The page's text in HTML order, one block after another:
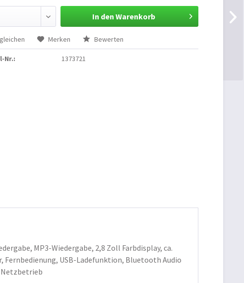
In den Warenkorb
Merken Bewerten
Nr.: 1373721
MP3-Wiedergabe, 2,8 Zoll Farbdisplay, ca.
USB-Ladefunktion, Bluetooth Audio
Netzbetrieb